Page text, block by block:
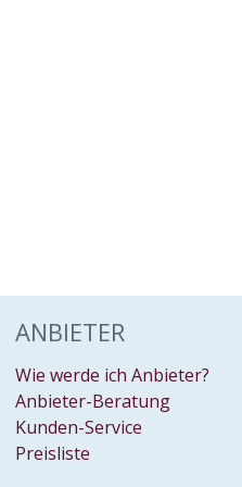
ANBIETER
Wie werde ich Anbieter?
Anbieter-Beratung
Kunden-Service
Preisliste